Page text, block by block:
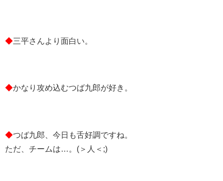
◆三平さんより面白い。
◆かなり攻め込むつば九郎が好き。
◆つば九郎、今日も舌好調ですね。
ただ、チームは…。(＞人＜;)